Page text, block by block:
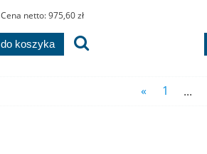
Cena netto:975,60 zł
do koszyka
« 1 ...